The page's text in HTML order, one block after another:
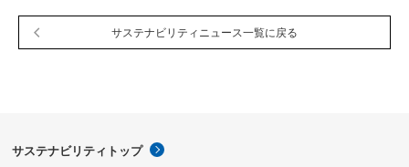
編集方針
サステナビリティニュース一覧に戻る
サステナビリティトップ